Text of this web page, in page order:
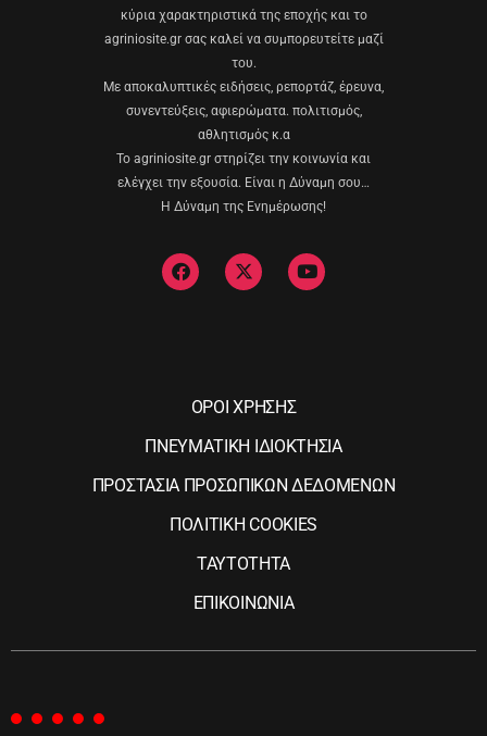
κύρια χαρακτηριστικά της εποχής και το
agriniosite.gr σας καλεί να συμπορευτείτε μαζί
του.
Με αποκαλυπτικές ειδήσεις, ρεπορτάζ, έρευνα,
συνεντεύξεις, αφιερώματα. πολιτισμός,
αθλητισμός κ.α
Το agriniosite.gr στηρίζει την κοινωνία και
ελέγχει την εξουσία. Είναι η Δύναμη σου…
Η Δύναμη της Ενημέρωσης!
ΟΡΟΙ ΧΡΗΣΗΣ
ΠΝΕΥΜΑΤΙΚΗ ΙΔΙΟΚΤΗΣΙΑ
ΠΡΟΣΤΑΣΙΑ ΠΡΟΣΩΠΙΚΩΝ ΔΕΔΟΜΕΝΩΝ
ΠΟΛΙΤΙΚΗ COOKIES
ΤΑΥΤΟΤΗΤΑ
ΕΠΙΚΟΙΝΩΝΙΑ